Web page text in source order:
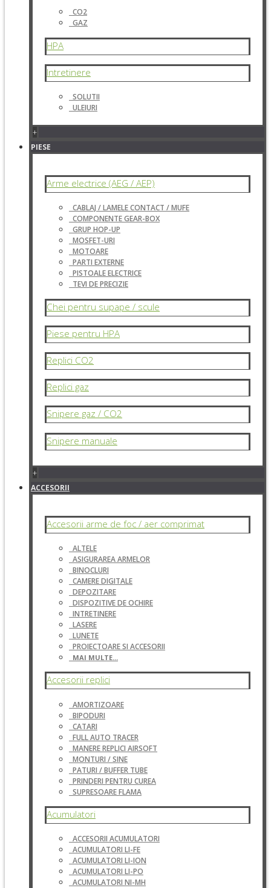
CO2
GAZ
HPA
Intretinere
SOLUTII
ULEIURI
+
PIESE
Arme electrice (AEG / AEP)
CABLAJ / LAMELE CONTACT / MUFE
COMPONENTE GEAR-BOX
GRUP HOP-UP
MOSFET-URI
MOTOARE
PARTI EXTERNE
PISTOALE ELECTRICE
TEVI DE PRECIZIE
Chei pentru supape / scule
Piese pentru HPA
Replici CO2
Replici gaz
Snipere gaz / CO2
Snipere manuale
+
ACCESORII
Accesorii arme de foc / aer comprimat
ALTELE
ASIGURAREA ARMELOR
BINOCLURI
CAMERE DIGITALE
DEPOZITARE
DISPOZITIVE DE OCHIRE
INTRETINERE
LASERE
LUNETE
PROIECTOARE SI ACCESORII
MAI MULTE...
Accesorii replici
AMORTIZOARE
BIPODURI
CATARI
FULL AUTO TRACER
MANERE REPLICI AIRSOFT
MONTURI / SINE
PATURI / BUFFER TUBE
PRINDERI PENTRU CUREA
SUPRESOARE FLAMA
Acumulatori
ACCESORII ACUMULATORI
ACUMULATORI LI-FE
ACUMULATORI LI-ION
ACUMULATORI LI-PO
ACUMULATORI NI-MH